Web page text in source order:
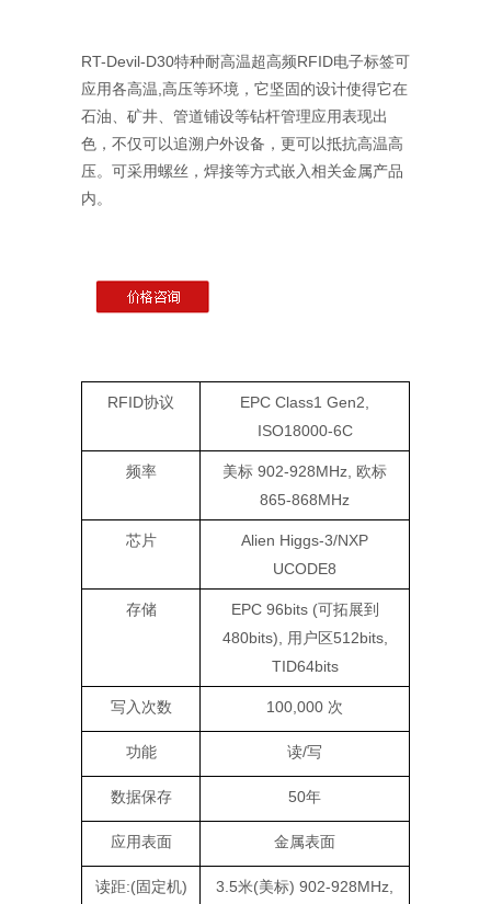
RT-Devil-D30特种耐高温超高频RFID电子标签可
应用各高温,高压等环境，它坚固的设计使得它在
石油、矿井、管道铺设等钻杆管理应用表现出
色，不仅可以追溯户外设备，更可以抵抗高温高
压。可采用螺丝，焊接等方式嵌入相关金属产品
内。
RFID协议
EPC Class1 Gen2,
ISO18000-6C
频率
美标 902-928MHz, 欧标
865-868MHz
芯片
Alien Higgs-3/NXP
UCODE8
存储
EPC 96bits (可拓展到
480bits), 用户区512bits,
TID64bits
写入次数 100,000 次
功能 读/写
数据保存 50年
应用表面 金属表面
读距:(固定机)
3.5米(美标) 902-928MHz,